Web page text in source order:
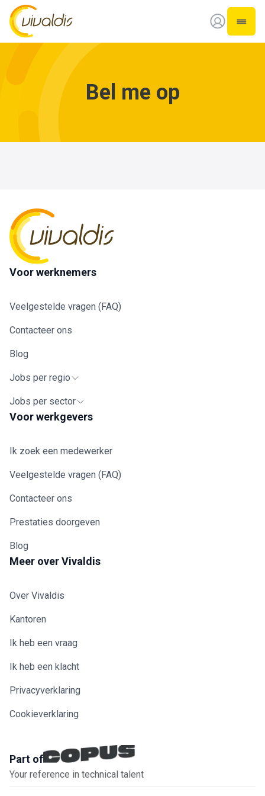
Vivaldis Interim
Open
Bel me op
Voor werknemers
Veelgestelde vragen (FAQ)
Contacteer ons
Blog
Jobs per regio
Jobs per sector
Voor werkgevers
Ik zoek een medewerker
Veelgestelde vragen (FAQ)
Contacteer ons
Prestaties doorgeven
Blog
Meer over Vivaldis
Over Vivaldis
Kantoren
Ik heb een vraag
Ik heb een klacht
Privacyverklaring
Cookieverklaring
Part of
Your reference in technical talent